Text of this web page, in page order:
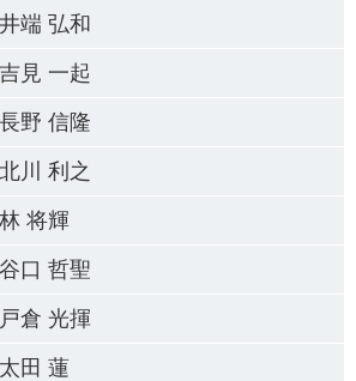
井端 弘和
吉見 一起
長野 信隆
北川 利之
林 将輝
谷口 哲聖
戸倉 光揮
太田 蓮